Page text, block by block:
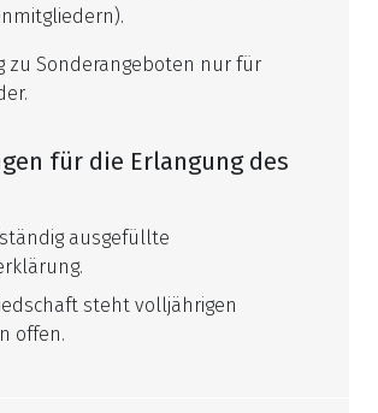
zu Sonderangeboten nur für
für die Erlangung des
ausgefüllte
steht volljährigen
offen.